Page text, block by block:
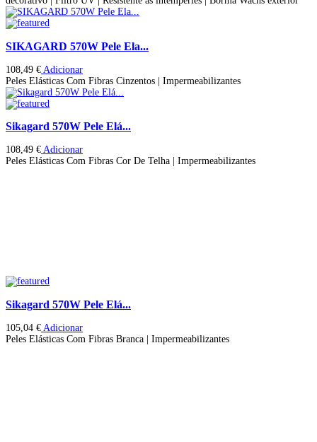
SIKAGARD 570W Pele Ela...
108,49 € Adicionar
Peles Elásticas Com Fibras Cinzentos | Impermeabilizantes
Sikagard 570W Pele Elá...
108,49 € Adicionar
Peles Elásticas Com Fibras Cor De Telha | Impermeabilizantes
Sikagard 570W Pele Elá...
105,04 € Adicionar
Peles Elásticas Com Fibras Branca | Impermeabilizantes